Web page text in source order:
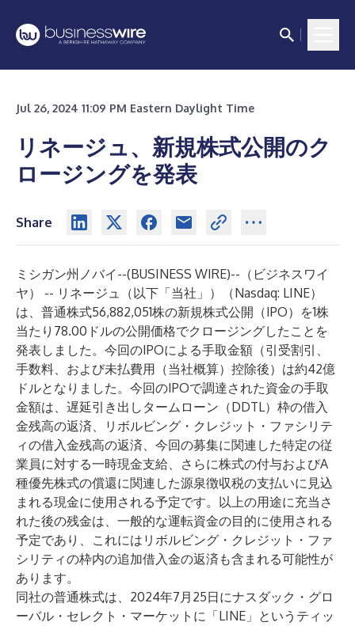
Jul 26, 2024 11:09 PM Eastern Daylight Time
リネージュ、新規株式公開のク
ロージングを発表
Share
ミシガン州ノバイ--(BUSINESS WIRE)-- （ビジネスワイ
ヤ） -- リネージュ（以下「当社」）（Nasdaq: LINE）
は、普通株式56,882,051株の新規株式公開（IPO）を1株
当たり78.00ドルの公開価格でクロージングしたことを
発表しました。今回のIPOによる手取金額（引受割引、
手数料、および未払費用（当社概算）控除後）は約42億
ドルとなりました。今回のIPOで調達された資金の手取
金額は、遅延引き出しタームローン（DDTL）枠の借入
金残高の返済、リボルビング・クレジット・ファシリテ
ィの借入金残高の返済、今回の募集に関連した特定の従
業員に対する一時現金支給、さらに株式の付与およびA
種優先株式の償還に関連した源泉徴収税の支払いに見込
まれる現金に使用される予定です。以上の用途に充当さ
れた後の残金は、一般的な運転資金の目的に使用される
予定であり、これにはリボルビング・クレジット・ファ
シリティの枠内の追加借入金の返済も含まれる可能性が
あります。
同社の普通株式は、2024年7月25日にナスダック・グロ
ーバル・セレクト・マーケットに「LINE」というティッ